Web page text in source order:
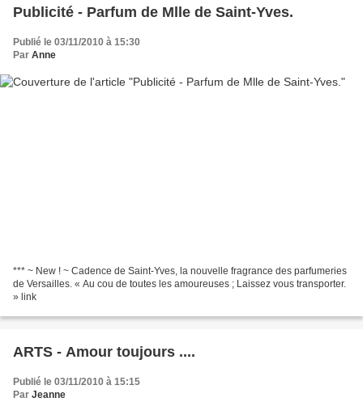
Publicité - Parfum de Mlle de Saint-Yves.
Publié le 03/11/2010 à 15:30
Par Anne
*** ~ New ! ~ Cadence de Saint-Yves, la nouvelle fragrance des parfumeries
de Versailles. « Au cou de toutes les amoureuses ; Laissez vous transporter.
» link
ARTS - Amour toujours ....
Publié le 03/11/2010 à 15:15
Par Jeanne